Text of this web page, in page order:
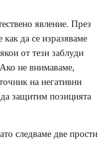
явление. През
да се изразяваме
от тези заблуди
не внимаваме,
на негативни
защитим позицията
следваме две прости